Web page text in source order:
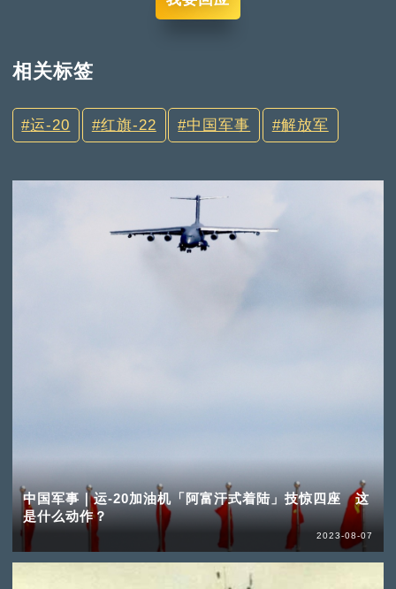
相关标签
运-20 红旗-22 中国军事 解放军
中国军事｜运-20加油机「阿富汗式着陆」技惊四座 这
是什么动作？
2023-08-07